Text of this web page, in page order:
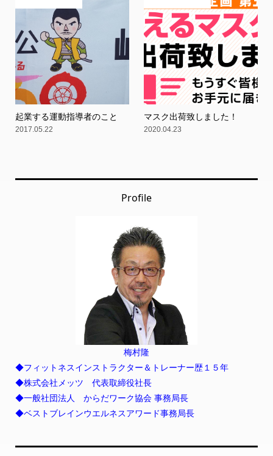
起業する運動指導者のこと
2017.05.22
マスク出荷致しました！
2020.04.23
Profile
梅村隆
◆フィットネスインストラクター＆トレーナー歴１５年
◆株式会社メッツ 代表取締役社長
◆一般社団法人 からだワーク協会 事務局長
◆ベストブレインウエルネスアワード事務局長